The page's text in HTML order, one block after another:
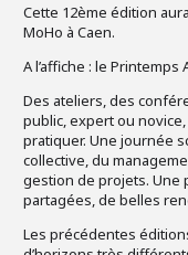
Cette 12ème édition
MoHo à Caen.
A l’affiche : le
Des ateliers, des
public, expert ou
pratiquer. Une journée
collective, du
gestion de projets. Une
partagées, de belles
Les précédentes